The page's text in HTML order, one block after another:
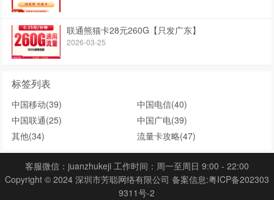
联通熊猫卡28元260G【只发广东】
2026-03-25
标签列表
中国移动(39) 中国电信(40)
中国联通(25) 中国广电(39)
其他(34) 流量卡攻略(47)
客服微信：juanzhukeji 工作时间：周一至周日 9:00 - 22:00
Copyright © 2024 深圳市芳聪网络有限公司 备案信息:粤ICP备202303
9311号-2